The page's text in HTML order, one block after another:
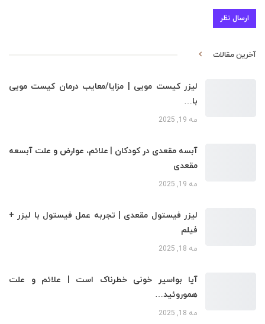
آخرین مقالات
لیزر کیست مویی | مزایا/معایب درمان کیست مویی
با…
مه 19, 2025
آبسه مقعدی در کودکان | علائم، عوارض و علت آبسعه
مقعدی
مه 19, 2025
لیزر فیستول مقعدی | تجربه عمل فیستول با لیزر +
فیلم
مه 18, 2025
آیا بواسیر خونی خطرناک است | علائم و علت
هموروئید…
مه 18, 2025